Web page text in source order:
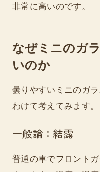
非常に高いのです。
なぜミニのガ
いのか
曇りやすいミニのガ
わけて考えてみます。
一般論：結露
普通の車でフロント